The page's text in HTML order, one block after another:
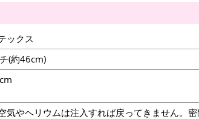
ックス
(約46cm)
気やヘリウムは注入すれば戻ってきません。密